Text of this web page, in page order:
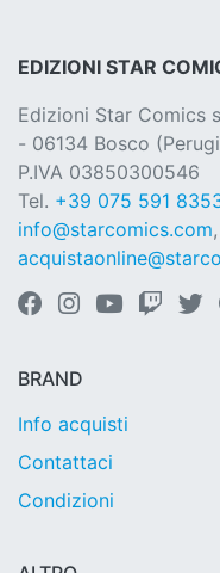
EDIZIONI STAR
Edizioni Star Comics
- 06134 Bosco
P.IVA 03850300546
Tel. +39 075 591
info@starcomics.com
BRAND
Info acquisti
Contattaci
Condizioni